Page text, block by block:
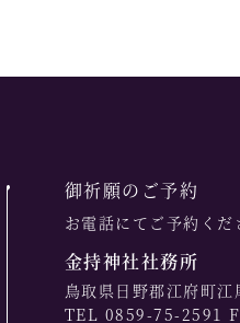
御祈願のご予約
お電話にてご予約くだ
金持神社社務所
鳥取県日野郡江府町
TEL 0859-75-2591